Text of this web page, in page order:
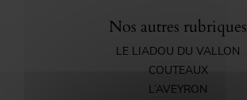
Nos autres rubriques
LE LIADOU DU VALLON
COUTEAUX
L’AVEYRON